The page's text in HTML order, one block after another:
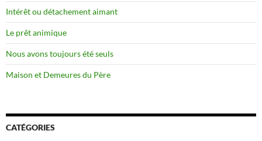
Intérêt ou détachement aimant
Le prêt animique
Nous avons toujours été seuls
Maison et Demeures du Père
CATÉGORIES